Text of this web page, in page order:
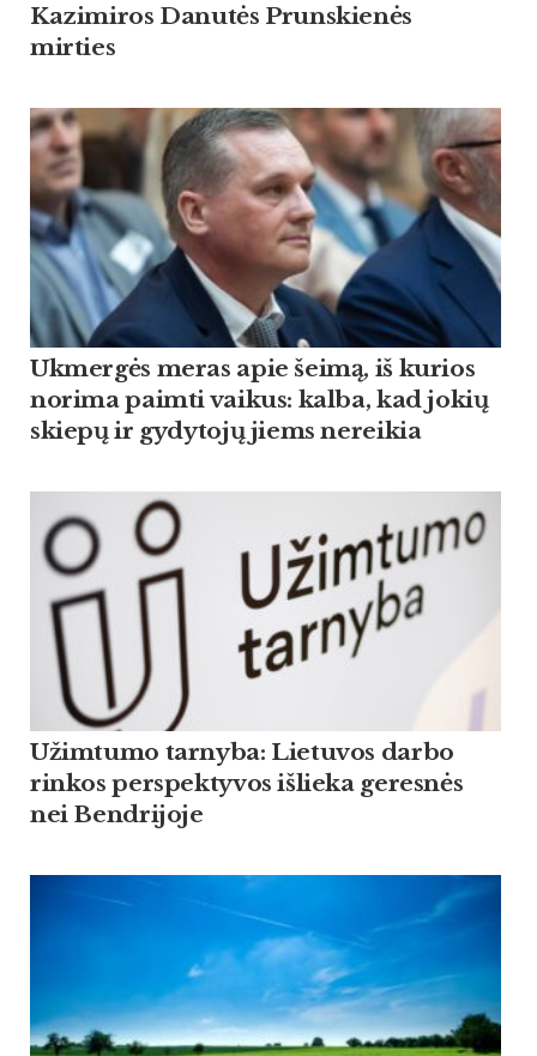
Kazimiros Danutės Prunskienės
mirties
Ukmergės meras apie šeimą, iš kurios
norima paimti vaikus: kalba, kad jokių
skiepų ir gydytojų jiems nereikia
Užimtumo tarnyba: Lietuvos darbo
rinkos perspektyvos išlieka geresnės
nei Bendrijoje